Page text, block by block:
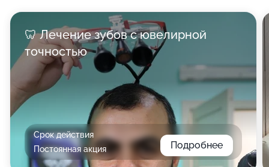
🦷 Лечение зубов с ювелирной
точностью
Срок действия
Постоянная акция
Подробнее